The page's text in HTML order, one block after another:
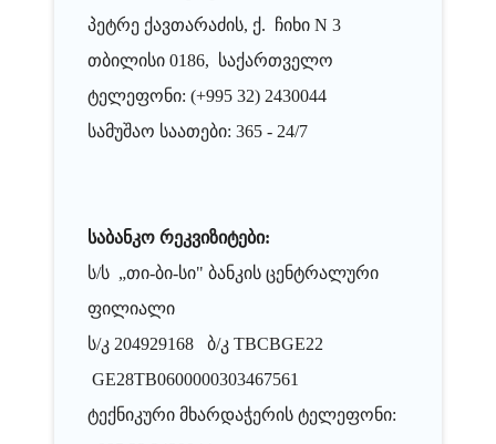
პეტრე ქავთარაძის, ქ. ჩიხი N 3
თბილისი 0186, საქართველო
ტელეფონი: (+995 32) 2430044
სამუშაო საათები: 365 - 24/7
საბანკო რეკვიზიტები:
ს/ს „თი-ბი-სი" ბანკის ცენტრალური
ფილიალი
ს/კ 204929168 ბ/კ TBCBGE22
GE28TB0600000303467561
ტექნიკური მხარდაჭერის ტელეფონი: